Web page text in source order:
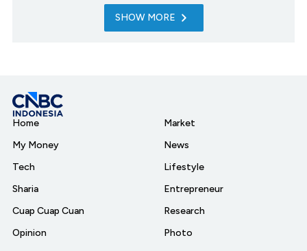
SHOW MORE
Home
My Money
Tech
Sharia
Cuap Cuap Cuan
Opinion
Market
News
Lifestyle
Entrepreneur
Research
Photo